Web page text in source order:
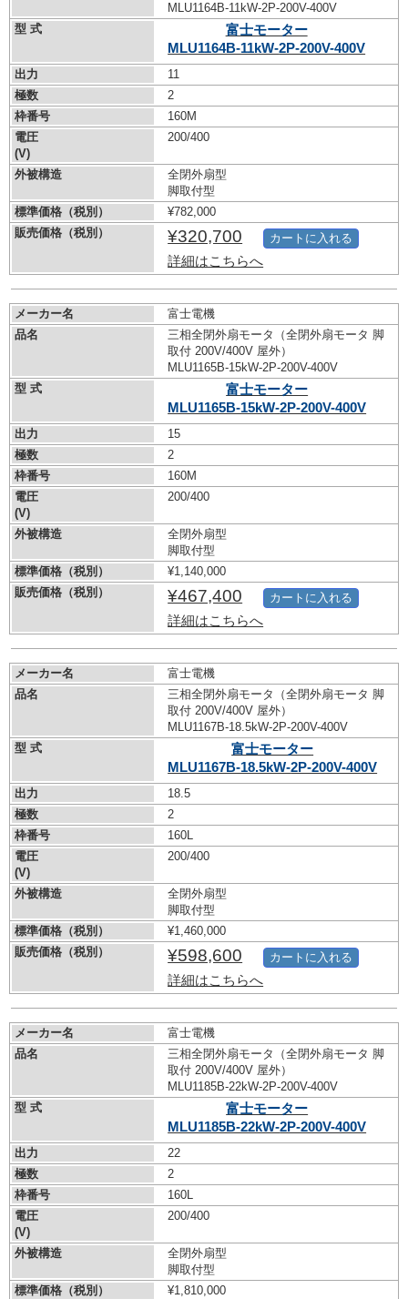
MLU1164B-11kW-2P-200V-400V
型 式
富士モーター
MLU1164B-11kW-2P-200V-400V
出力
11
極数
2
枠番号
160M
電圧
(V)
200/400
外被構造
全閉外扇型
脚取付型
標準価格（税別）
¥782,000
販売価格（税別）
¥320,700
詳細はこちらへ
カートに入れる
メーカー名
富士電機
品名
三相全閉外扇モータ（全閉外扇モータ 脚
取付 200V/400V 屋外）
MLU1165B-15kW-2P-200V-400V
型 式
富士モーター
MLU1165B-15kW-2P-200V-400V
出力
15
極数
2
枠番号
160M
電圧
(V)
200/400
外被構造
全閉外扇型
脚取付型
標準価格（税別）
¥1,140,000
販売価格（税別）
¥467,400
詳細はこちらへ
カートに入れる
メーカー名
富士電機
品名
三相全閉外扇モータ（全閉外扇モータ 脚
取付 200V/400V 屋外）
MLU1167B-18.5kW-2P-200V-400V
型 式
富士モーター
MLU1167B-18.5kW-2P-200V-400V
出力
18.5
極数
2
枠番号
160L
電圧
(V)
200/400
外被構造
全閉外扇型
脚取付型
標準価格（税別）
¥1,460,000
販売価格（税別）
¥598,600
詳細はこちらへ
カートに入れる
メーカー名
富士電機
品名
三相全閉外扇モータ（全閉外扇モータ 脚
取付 200V/400V 屋外）
MLU1185B-22kW-2P-200V-400V
型 式
富士モーター
MLU1185B-22kW-2P-200V-400V
出力
22
極数
2
枠番号
160L
電圧
(V)
200/400
外被構造
全閉外扇型
脚取付型
標準価格（税別）
¥1,810,000